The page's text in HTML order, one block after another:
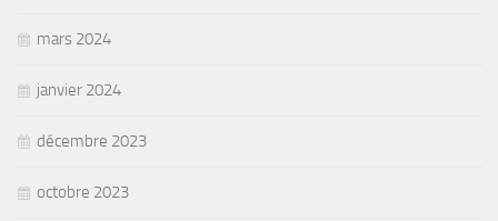
mars 2024
janvier 2024
décembre 2023
octobre 2023